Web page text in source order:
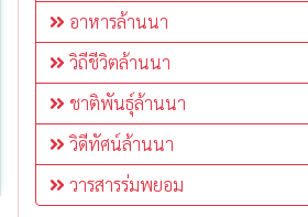
อาหารล้านนา
วิถีชีวิตล้านนา
ชาติพันธุ์ล้านนา
วิดีทัศน์ล้านนา
วารสารร่มพยอม